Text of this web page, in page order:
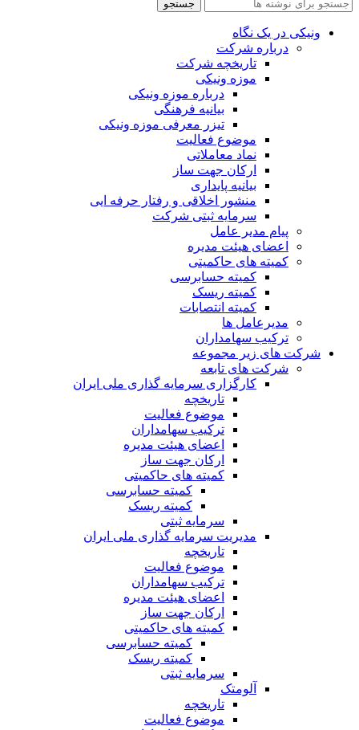
جستجو
ونیکی در یک نگاه
درباره شرکت
تاریخچه شرکت
موزه ونیکی
درباره موزه ونیکی
بیانیه فرهنگی
تیزر معرفی موزه ونیکی
موضوع فعالیت
نماد معاملاتی
ارکان جهت ساز
بیانیه پایداری
منشور اخلاقی و رفتار حرفه ایی
سرمایه ثبتی شرکت
پیام مدیر عامل
اعضای هیئت مدیره
کمیته های حاکمیتی
کمیته حسابرسی
کمیته ریسک
کمیته انتصابات
مدیرعامل ها
ترکیب سهامداران
شرکت های زیر مجموعه
شرکت های تابعه
کارگزاری سرمایه گذاری ملی ایران
تاریخچه
موضوع فعالیت
ترکیب سهامداران
اعضای هیئت مدیره
ارکان جهت ساز
کمیته های حاکمیتی
کمیته حسابرسی
کمیته ریسک
سرمایه ثبتی
مدیریت سرمایه گذاری ملی ایران
تاریخچه
موضوع فعالیت
ترکیب سهامداران
اعضای هیئت مدیره
ارکان جهت ساز
کمیته های حاکمیتی
کمیته حسابرسی
کمیته ریسک
سرمایه ثبتی
آلومتک
تاریخچه
موضوع فعالیت